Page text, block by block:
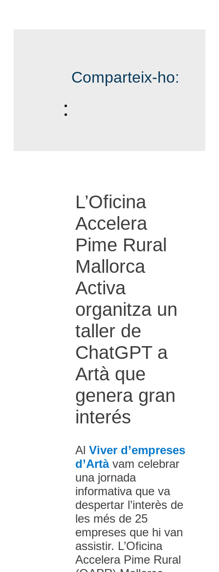
Comparteix-ho:
L’Oficina
Accelera
Pime Rural
Mallorca
Activa
organitza un
taller de
ChatGPT a
Artà que
genera gran
interés
Al Viver d’empreses
d’Artàvam celebrar
una jornada
informativa que va
despertar l’interès de
les més de 25
empreses que hi van
assistir. L’Oficina
Accelera Pime Rural